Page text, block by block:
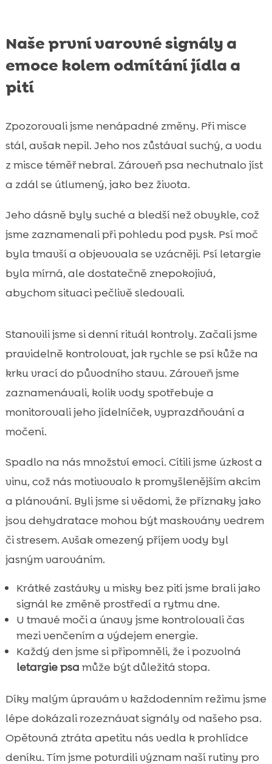
Naše první varovné signály a
emoce kolem odmítání jídla a
pití
Zpozorovali jsme nenápadné změny. Při misce
stál, avšak nepil. Jeho nos zůstával suchý, a vodu
z misce téměř nebral. Zároveň psa nechutnalo jíst
a zdál se útlumený, jako bez života.
Jeho dásně byly suché a bledší než obvykle, což
jsme zaznamenali při pohledu pod pysk. Psí moč
byla tmavší a objevovala se vzácněji. Psí letargie
byla mírná, ale dostatečně znepokojivá,
abychom situaci pečlivě sledovali.
Stanovili jsme si denní rituál kontroly. Začali jsme
pravidelně kontrolovat, jak rychle se psí kůže na
krku vrací do původního stavu. Zároveň jsme
zaznamenávali, kolik vody spotřebuje a
monitorovali jeho jídelníček, vyprazdňování a
močení.
Spadlo na nás množství emocí. Cítili jsme úzkost a
vinu, což nás motivovalo k promyšlenějším akcím
a plánování. Byli jsme si vědomi, že příznaky jako
jsou dehydratace mohou být maskovány vedrem
či stresem. Avšak omezený příjem vody byl
jasným varováním.
Krátké zastávky u misky bez pití jsme brali jako
signál ke změně prostředí a rytmu dne.
U tmavé moči a únavy jsme kontrolovali čas
mezi venčením a výdejem energie.
Každý den jsme si připomněli, že i pozvolná
letargie psa může být důležitá stopa.
Díky malým úpravám v každodenním režimu jsme
lépe dokázali rozeznávat signály od našeho psa.
Opětovná ztráta apetitu nás vedla k prohlídce
deníku. Tím jsme potvrdili význam naší rutiny pro